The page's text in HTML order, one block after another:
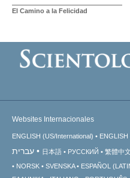
El Camino a la Felicidad
Websites Internacionales
ENGLISH (US/International) ENGLISH
עברית 日本語 РУССКИЙ 繁體中文
NORSK
SVENSKA ESPAÑOL